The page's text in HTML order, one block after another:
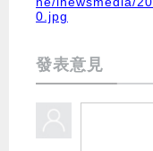
0.jpg
發表意見